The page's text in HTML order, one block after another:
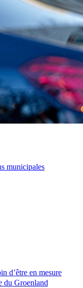
municipales
d’être en mesure
du Groenland